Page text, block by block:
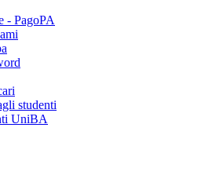
- PagoPA
studenti
UniBA